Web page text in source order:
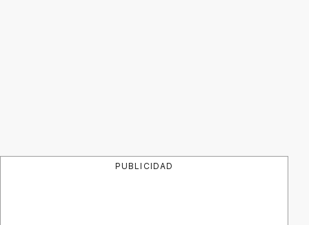
PUBLICIDAD